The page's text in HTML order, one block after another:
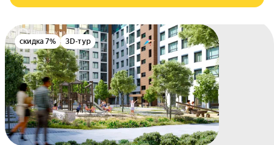
скидка 7% 3D-тур